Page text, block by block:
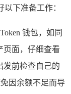
下准备工作：
钱包，如同
页面，仔细查看
发前检查自己的
因余额不足而导